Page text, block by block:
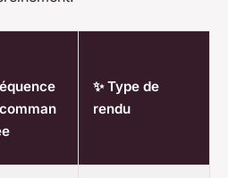
✨ Type de
rendu